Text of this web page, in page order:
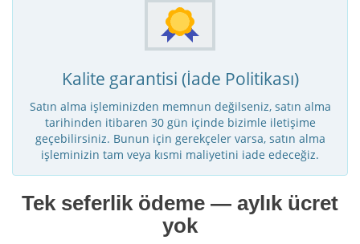
Kalite garantisi (İade Politikası)
Satın alma işleminizden memnun değilseniz, satın alma
tarihinden itibaren 30 gün içinde bizimle iletişime
geçebilirsiniz. Bunun için gerekçeler varsa, satın alma
işleminizin tam veya kısmi maliyetini iade edeceğiz.
Tek seferlik ödeme — aylık ücret
yok